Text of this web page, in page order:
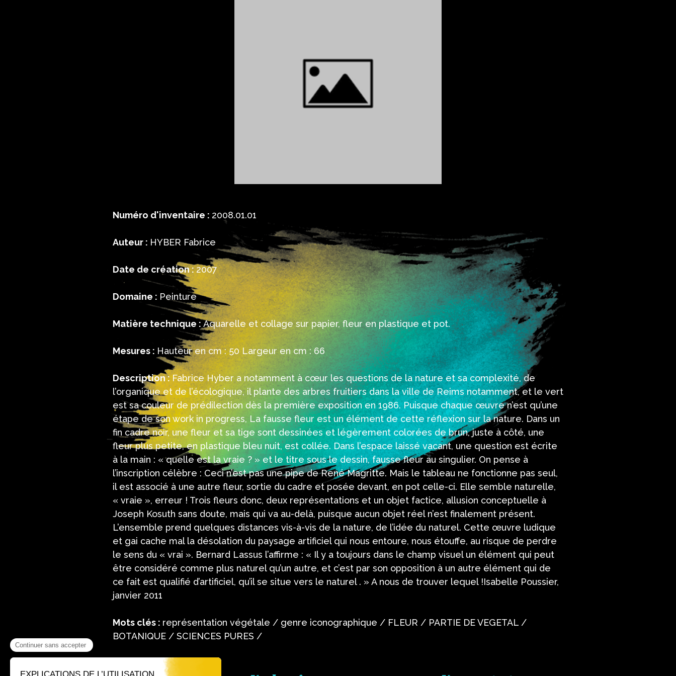
Numéro d'inventaire : 2008.01.01
Auteur : HYBER Fabrice
Date de création : 2007
Domaine : Peinture
Matière technique : Aquarelle et collage sur papier, fleur en plastique et pot.
Mesures : Hauteur en cm : 50 Largeur en cm : 66
Description :Fabrice Hyber a notamment à cœur les questions de la nature et sa complexité, de
l’organique et de l’écologique, il plante des arbres fruitiers dans la ville de Reims notamment, et le vert
est sa couleur de prédilection dès la première exposition en 1986. Puisque chaque œuvre n’est qu’une
étape de son work in progress, La fausse fleur est un élément de cette réflexion sur la nature. Dans un
fin cadre noir, une fleur et sa tige sont dessinées et légèrement colorées de brun, juste à côté, une
fleur plus petite, en plastique bleu nuit, est collée. Dans l’espace laissé vacant, une question est écrite
à la main : « quelle est la vraie ? » et le titre sous le dessin, fausse fleur au singulier. On pense à
l’inscription célèbre : Ceci n’est pas une pipe de René Magritte. Mais le tableau ne fonctionne pas seul,
il est associé à une autre fleur, sortie du cadre et posée devant, en pot celle-ci. Elle semble naturelle,
« vraie », erreur ! Trois fleurs donc, deux représentations et un objet factice, allusion conceptuelle à
Joseph Kosuth sans doute, mais qui va au-delà, puisque aucun objet réel n’est finalement présent.
L’ensemble prend quelques distances vis-à-vis de la nature, de l’idée du naturel. Cette œuvre ludique
et gai cache mal la désolation du paysage artificiel qui nous entoure, nous étouffe, au risque de perdre
le sens du « vrai ». Bernard Lassus l’affirme : « Il y a toujours dans le champ visuel un élément qui peut
être considéré comme plus naturel qu’un autre, et c’est par son opposition à un autre élément qui de
ce fait est qualifié d’artificiel, qu’il se situe vers le naturel . » A nous de trouver lequel !Isabelle Poussier,
janvier 2011
Mots clés : représentation végétale / genre iconographique / FLEUR / PARTIE DE VEGETAL /
BOTANIQUE / SCIENCES PURES /